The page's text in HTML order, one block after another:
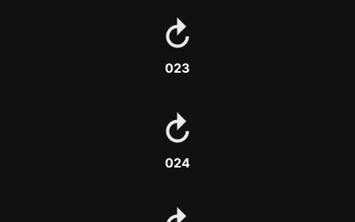
023
024